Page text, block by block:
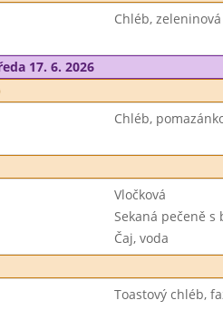
Chléb,
17. 6. 2026
Chléb,
Vločková
Sekaná pečeně
Čaj, voda
Toastový chléb,